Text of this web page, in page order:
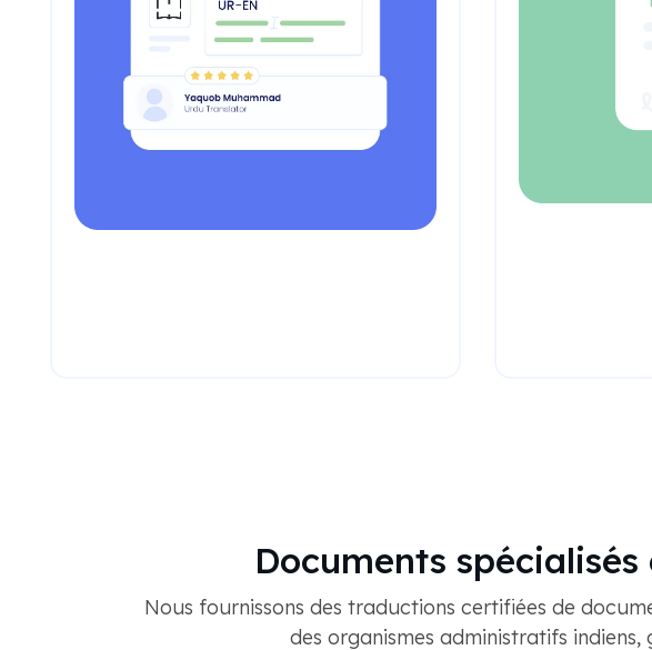
Documents
Nous fournissons des traductions certifiées de
des organismes administratifs